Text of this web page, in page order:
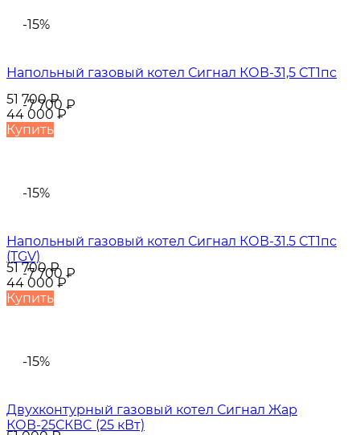
-15%
-7 700 ₽
Напольный газовый котел Сигнал КОВ-31,5 СТ1пс
51 700₽
44 000₽
Купить
-15%
-7 700 ₽
Напольный газовый котел Сигнал КОВ-31.5 СТ1пс
(TGV)
51 700₽
44 000₽
Купить
-15%
Двухконтурный газовый котел Сигнал Жар
КОВ-25СКВC (25 кВт)